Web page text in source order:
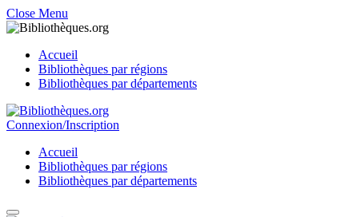
Close Menu
Accueil
Bibliothèques par régions
Bibliothèques par départements
Connexion/Inscription
Accueil
Bibliothèques par régions
Bibliothèques par départements